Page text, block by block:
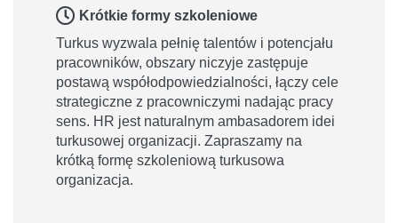
Krótkie formy szkoleniowe
Turkus wyzwala pełnię talentów i potencjału
pracowników, obszary niczyje zastępuje
postawą współodpowiedzialności, łączy cele
strategiczne z pracowniczymi nadając pracy
sens. HR jest naturalnym ambasadorem idei
turkusowej organizacji. Zapraszamy na
krótką formę szkoleniową turkusowa
organizacja.